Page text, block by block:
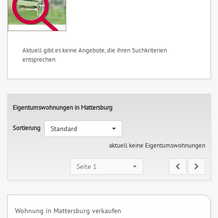
Aktuell gibt es keine Angebote, die ihren Suchkriterien
entsprechen.
Eigentumswohnungen in Mattersburg
Sortierung
Standard
aktuell keine Eigentumswohnungen
Seite 1
Wohnung in Mattersburg verkaufen